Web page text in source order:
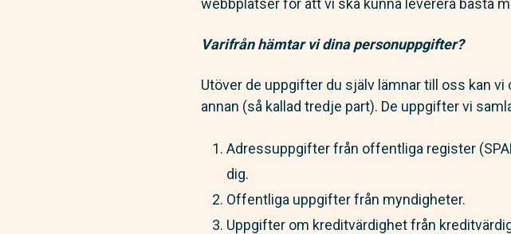
webbplatser för att vi ska kunna leverera bästa
Varifrån hämtar vi dina personuppgifter?
Utöver de uppgifter du själv lämnar till oss kan
annan (så kallad tredje part). De uppgifter vi
Adressuppgifter från offentliga register
dig.
Offentliga uppgifter från myndigheter.
Uppgifter om kreditvärdighet från